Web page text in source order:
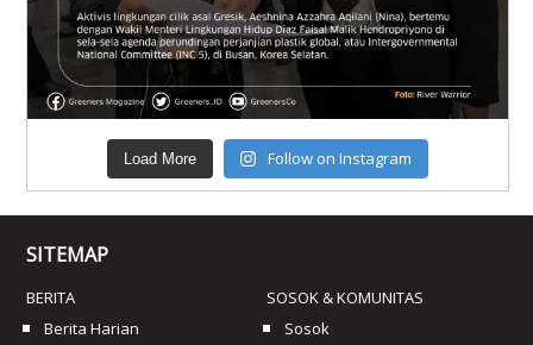
Load More Follow on Instagram
SITEMAP
BERITA
Berita Harian
SOSOK & KOMUNITAS
Sosok